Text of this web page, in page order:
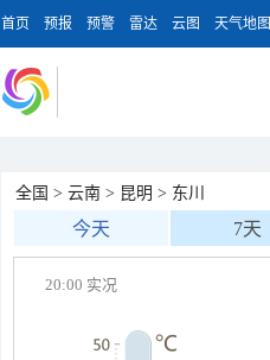
首页 预报 预警 雷达 云图 天气地图
全国 > 云南 > 昆明 > 东川
今天 7天
20:00 实况